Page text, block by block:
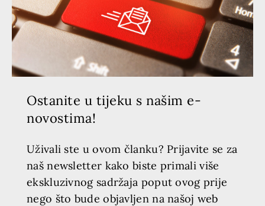
Ostanite u tijeku s našim e-
novostima!
Uživali ste u ovom članku? Prijavite se za
naš newsletter kako biste primali više
ekskluzivnog sadržaja poput ovog prije
nego što bude objavljen na našoj web